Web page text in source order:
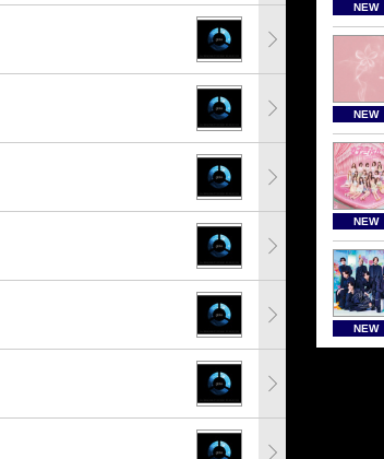
NEW
NEW
NEW
NEW